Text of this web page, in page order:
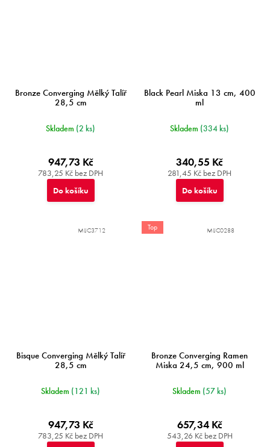
Bronze Converging Mělký Talíř
28,5 cm
Skladem (2 ks)
783,25 Kč bez DPH
947,73 Kč
Do košíku
Black Pearl Miska 13 cm, 400
ml
Skladem (334 ks)
281,45 Kč bez DPH
340,55 Kč
Do košíku
Bisque Converging Mělký Talíř
28,5 cm
Skladem (121 ks)
783,25 Kč bez DPH
947,73 Kč
MIJC3712 Top
Bronze Converging Ramen
Miska 24,5 cm, 900 ml
Skladem (57 ks)
543,26 Kč bez DPH
657,34 Kč
MIJC0288